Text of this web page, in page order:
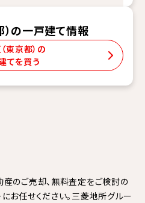
）の一戸建て情報
東京都）の
てを買う
のご売却、無料査定をご検討の
お任せください。三菱地所グルー